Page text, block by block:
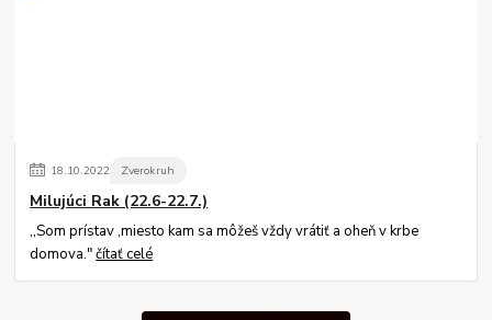
18.10.2022 Zverokruh
Milujúci Rak (22.6-22.7.)
,,Som prístav ,miesto kam sa môžeš vždy vrátiť a oheň v krbe
domova."čítať celé